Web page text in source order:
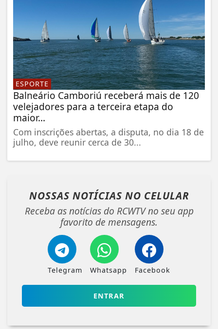
ESPORTE
Balneário Camboriú receberá mais de 120
velejadores para a terceira etapa do
maior...
Com inscrições abertas, a disputa, no dia 18 de
julho, deve reunir cerca de 30...
NOSSAS NOTÍCIAS NO CELULAR
Receba as notícias do RCWTV no seu app
favorito de mensagens.
Telegram Whatsapp Facebook
ENTRAR